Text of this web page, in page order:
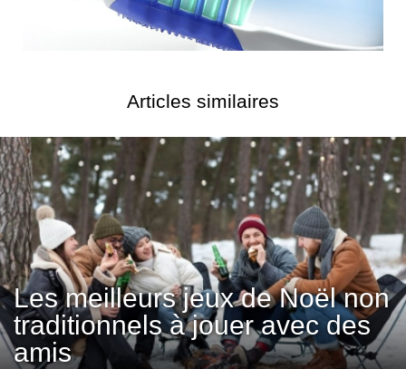
Articles similaires
Les meilleurs jeux de Noël non
traditionnels à jouer avec des
amis